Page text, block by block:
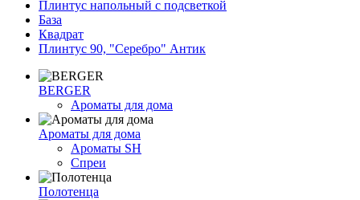
Плинтус напольный с подсветкой
База
Квадрат
Плинтус 90, "Серебро" Антик
BERGER
Ароматы для дома
Ароматы для дома
Ароматы SH
Спреи
Полотенца